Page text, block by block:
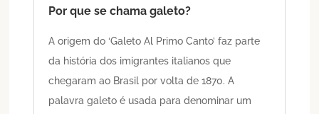
Por que se chama galeto?
A origem do ‘Galeto Al Primo Canto’ faz parte
da história dos imigrantes italianos que
chegaram ao Brasil por volta de 1870. A
palavra galeto é usada para denominar um